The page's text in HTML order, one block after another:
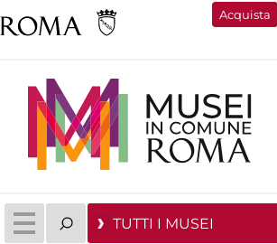
Acquista
TUTTI I MUSEI